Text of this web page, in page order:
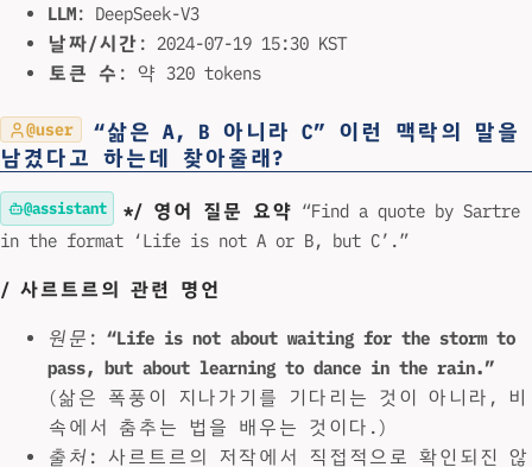
LLM: DeepSeek-V3
날짜/시간 : 2024-07-19 15:30 KST
토큰 수 : 약 320 tokens
@user
“삶은 A, B 아니라 C” 이런 맥락의 말을
남겼다고 하는데 찾아줄래?
@assistant */ 영어 질문 요약 “Find a quote by Sartre
in the format ‘Life is not A or B, but C’.”
/ 사르트르의 관련 명언
원문 : “Life is not about waiting for the storm to
pass, but about learning to dance in the rain.”
(삶은 폭풍이 지나가기를 기다리는 것이 아니라, 비
속에서 춤추는 법을 배우는 것이다.)
출처 : 사르트르의 저작에서 직접적으로 확인되진 않